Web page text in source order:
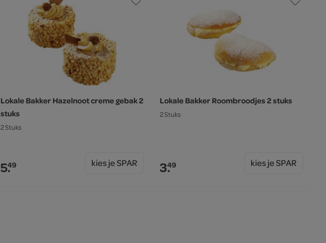
Lokale Bakker Hazelnoot creme gebak 2
stuks
2 Stuks
5.49 kies je SPAR
Lokale Bakker Roombroodjes 2 stuks
2 Stuks
3.49 kies je SPAR